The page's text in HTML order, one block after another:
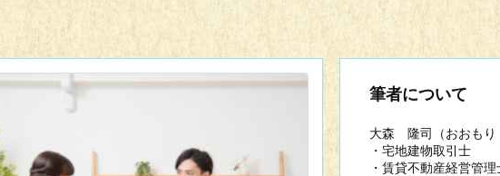
筆者について
大森 隆司（おおもり
・宅地建物取引士
・賃貸不動産経営管理